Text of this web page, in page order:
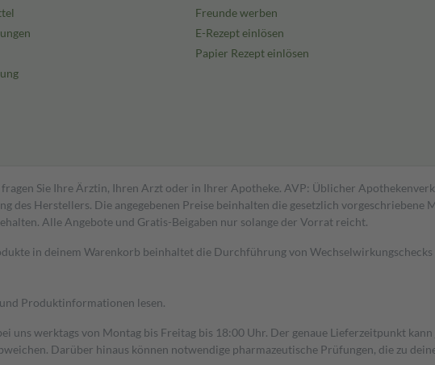
Freunde werben
E-Rezept einlösen
Papier Rezept einlösen
Sie Ihre Ärztin, Ihren Arzt oder in Ihrer Apotheke. AVP: Üblicher
Herstellers. Die angegebenen Preise beinhalten die gesetzlich vorgeschriebene
Alle Angebote und Gratis-Beigaben nur solange der Vorrat reicht.
in deinem Warenkorb beinhaltet die Durchführung von
Produktinformationen lesen.
uns werktags von Montag bis Freitag bis 18:00 Uhr. Der genaue Lieferzeitpunkt
Darüber hinaus können notwendige pharmazeutische Prüfungen, die zu